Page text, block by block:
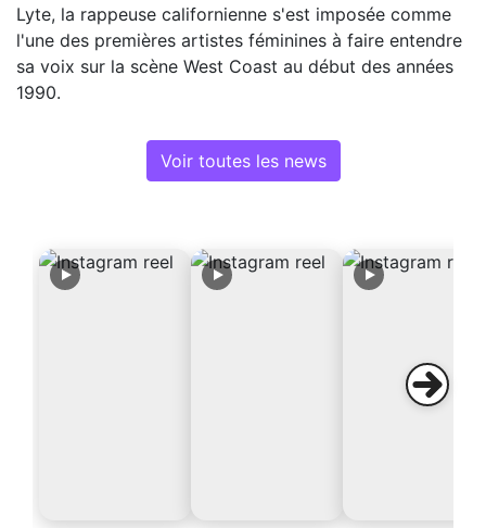
Lyte, la rappeuse californienne s'est imposée comme
l'une des premières artistes féminines à faire entendre
sa voix sur la scène West Coast au début des années
1990.
Voir toutes les news